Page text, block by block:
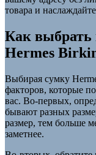
товара и
Как выбрать
Hermes
Выбирая сумку
факторов, которые
вас. Во-первых,
бывают разных
размер, тем больше
заметнее.